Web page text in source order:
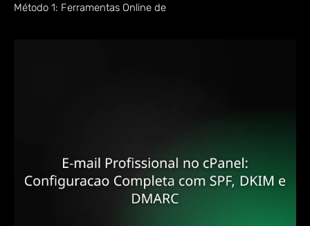
Método 1: Ferramentas Online de